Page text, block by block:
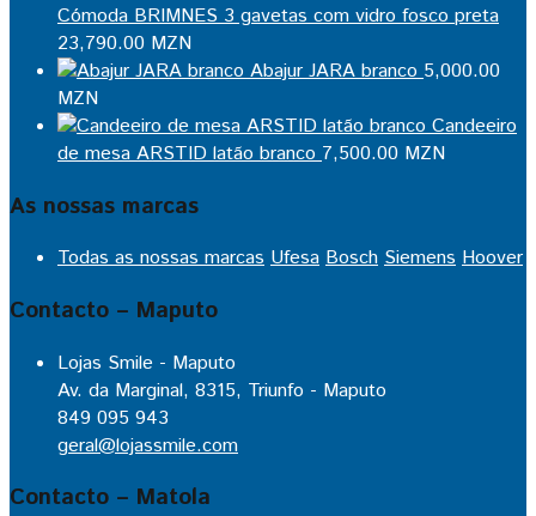
Cómoda BRIMNES 3 gavetas com vidro fosco preta
23,790.00 MZN
Abajur JARA branco 5,000.00
MZN
Candeeiro
de mesa ARSTID latão branco 7,500.00 MZN
As nossas marcas
Todas as nossas marcas Ufesa Bosch Siemens Hoover
Contacto – Maputo
Lojas Smile - Maputo
Av. da Marginal, 8315, Triunfo - Maputo
849 095 943
geral@lojassmile.com
Contacto – Matola